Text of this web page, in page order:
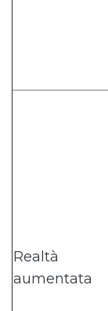
Realtà
aumentata